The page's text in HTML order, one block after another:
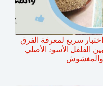
اختبار سريع لمعرفة الفرق
بين الفلفل الأسود الأصلي
والمغشوش